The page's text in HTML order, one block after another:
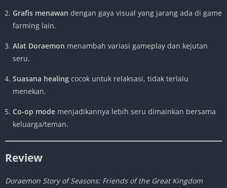
Grafis menawan dengan gaya visual yang jarang ada di game
farming lain.
Alat Doraemon menambah variasi gameplay dan kejutan
seru.
Suasana healing cocok untuk relaksasi, tidak terlalu
menekan.
Co-op mode menjadikannya lebih seru dimainkan bersama
keluarga/teman.
Review
Doraemon Story of Seasons: Friends of the Great Kingdom